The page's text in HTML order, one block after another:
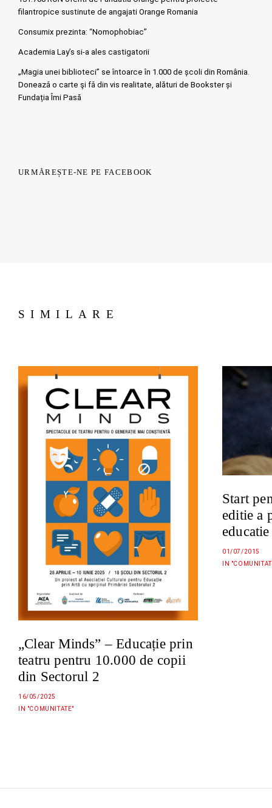
filantropice sustinute de angajati Orange Romania
Consumix prezinta: “Nomophobiac”
Academia Lay’s si-a ales castigatorii
„Magia unei biblioteci” se întoarce în 1.000 de școli din România.
Doneazǎ o carte şi fǎ din vis realitate, alături de Bookster și
Fundația Îmi Pasă
URMĂREȘTE-NE PE FACEBOOK
SIMILARE
„Clear Minds” – Educație prin
teatru pentru 10.000 de copii
din Sectorul 2
16/05/2025
IN "COMUNITATE"
Start
editie a
01/07/2015
IN